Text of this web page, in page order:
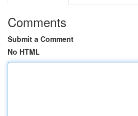
Comments
Submit a Comment
No HTML